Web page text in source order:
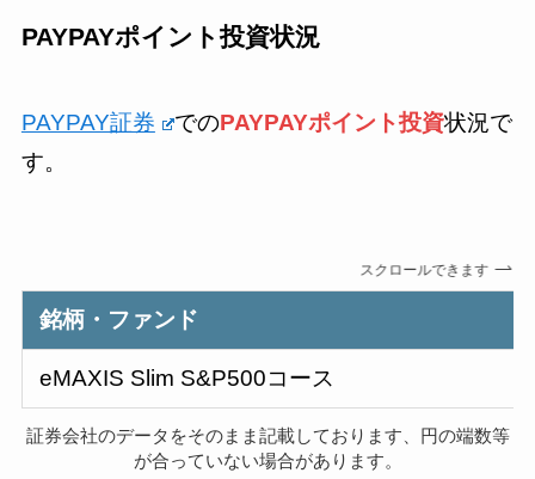
PAYPAYポイント投資状況
PAYPAY証券 でのPAYPAYポイント投資状況で
す。
スクロールできます
銘柄・ファンド
eMAXIS Slim S&P500コース
証券会社のデータをそのまま記載しております、円の端数等
が合っていない場合があります。